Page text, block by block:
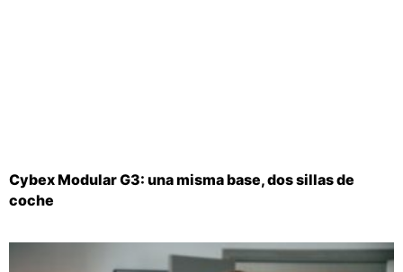
Cybex Modular G3: una misma base, dos sillas de
coche